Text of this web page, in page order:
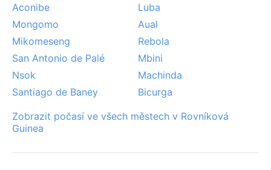
Aconibe
Luba
Mongomo
Aual
Mikomeseng
Rebola
San Antonio de Palé
Mbini
Nsok
Machinda
Santiago de Baney
Bicurga
Zobrazit počasí ve všech městech v Rovníková
Guinea